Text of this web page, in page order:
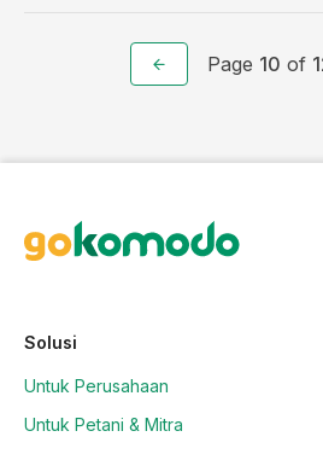
Page 10 of
Solusi
Untuk Perusahaan
Untuk Petani & Mitra